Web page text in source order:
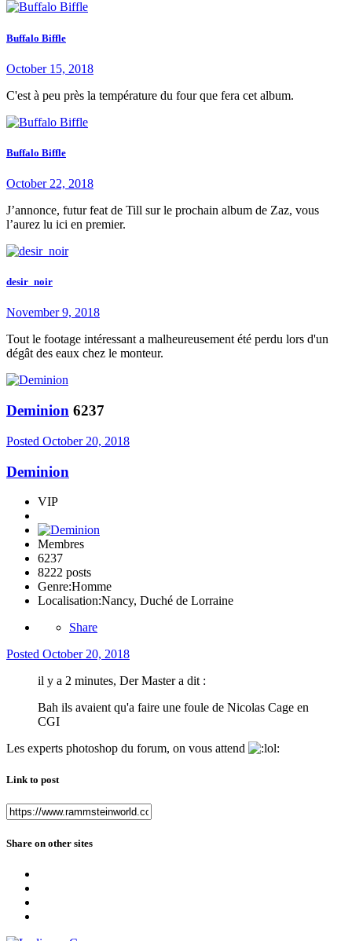
Buffalo Biffle
October 15, 2018
C'est à peu près la température du four que fera cet album.
Buffalo Biffle
October 22, 2018
J’annonce, futur feat de Till sur le prochain album de Zaz, vous
l’aurez lu ici en premier.
desir_noir
November 9, 2018
Tout le footage intéressant a malheureusement été perdu lors d'un
dégât des eaux chez le monteur.
Deminion 6237
Posted October 20, 2018
Deminion
VIP
Membres
6237
8222 posts
Genre:Homme
Localisation:Nancy, Duché de Lorraine
Share
Posted October 20, 2018
il y a 2 minutes, Der Master a dit :
Bah ils avaient qu'a faire une foule de Nicolas Cage en
CGI
Les experts photoshop du forum, on vous attend
Link to post
Share on other sites